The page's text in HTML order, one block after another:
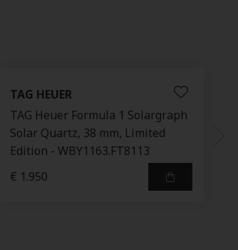
TAG HEUER
TAG Heuer Formula 1 Solargraph
Solar Quartz, 38 mm, Limited
Edition - WBY1163.FT8113
€ 1.950